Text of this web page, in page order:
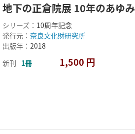
地下の正倉院展 10年のあゆみ
シリーズ： 10周年記念
発行元： 奈良文化財研究所
出版年： 2018
新刊 1冊 1,500 円